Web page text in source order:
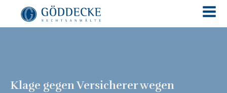
Klage gegen Versicherer wegen